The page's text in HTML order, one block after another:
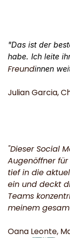
"Das ist der
habe. Ich leite
Freundinnen
Julian Garcia,
"Dieser Social
Augenöffner
tief in die
ein und deckt
Teams
meinem
Oana Leonte,